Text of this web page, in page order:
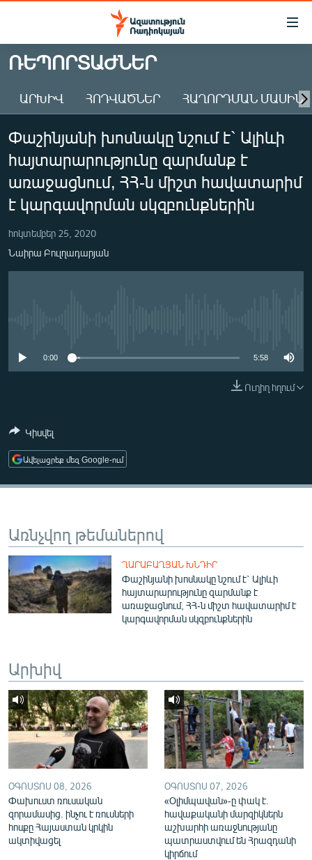
Մատչելիության
Անցնել
հիմնական
Անցնել
հիմնական
մենյուին
Որոնում
ԱԶԱՏՈՒԹՅՈՒՆ TV
ՀԱՅԱՍՏԱՆ
ԸՆՏՐՈՒԹՅՈՒՆՆԵՐ 2026
ԻՐԱՎՈՒՆՔ
ՀԱՍԱՐԱԿՈՒԹՅՈՒՆ
ՂԱՐԱԲԱՂ
ՊԱՏԵՐԱԶՄԻ 6 ՇԱԲԱԹՆԵՐԸ
ՍՊՈՐՏ
ՏՏ ԵՒ ԻՆՏԵՐՆԵՏ
ԿՈՐՈՆԱՎԻՐՈՒՍ
ՁԳՏԵԼՈՎ ԼԱՎԱԳՈՒՅՆԻՆ
ՓՈԴՔԱՍԹ
Հայերեն
Русский
ՀԵՏԵՎԵՔ ՄԵԶ
«Ազատության» բոլոր կայքերը
ՌԵՊՈՐՏԱԺՆԵՐ
ԱՐԽԻՎ ՀՈԴՎԱԾՆԵՐ ՀԱՂՈՐԴՄԱՆ ՄԱՍԻՆ
Փաշինյանի խոսնակը նշում է` Ալիևի
հայտարարությունը զարմանք է
առաջացնում, ՀՀ-ն միշտ հավատարիմ
է կարգավորման սկզբունքներին
հոկտեմբեր 25, 2020
Նաիրա Բուլղադարյան
0:00 5:58
Ուղիղ հղում
Կիսվել
Ավելացրեք մեզ Google-ում
Առնչվող թեմաներով
ՂԱՐԱԲԱՂՅԱՆ ԽՆԴԻՐ
Փաշինյանի խոսնակը նշում է` Ալիևի
հայտարարությունը զարմանք է
առաջացնում, ՀՀ-ն միշտ հավատարիմ է
կարգավորման սկզբունքներին
Արխիվ
ՕԳՈՍՏՈՍ 08, 2026
Փախուստ ռուսական
զորամասից. ինչու է ռուսների
հոսքը Հայաստան կրկին
ակտիվացել
ՕԳՈՍՏՈՍ 07, 2026
«Օլիմպավան»-ը փակ է.
հավաքականի մարզիկներն
աշխարհի առաջնությանը
պատրաստվում են Հրազդանի
կիրճում